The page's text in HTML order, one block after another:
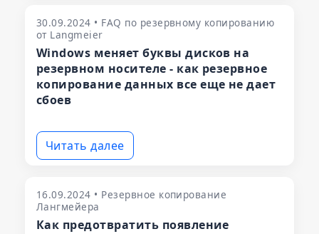
30.09.2024 • FAQ по резервному копированию
от Langmeier
Windows меняет буквы дисков на
резервном носителе - как резервное
копирование данных все еще не дает
сбоев
Читать далее
16.09.2024 • Резервное копирование
Лангмейера
Как предотвратить появление